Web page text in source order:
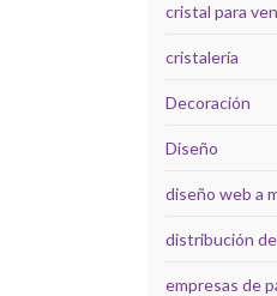
cristal para
cristalería
Decoración
Diseño
diseño web a
distribución
empresas de